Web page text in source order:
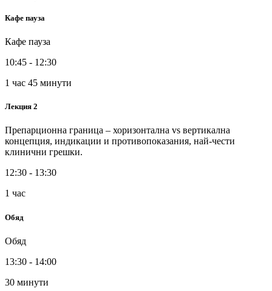
Кафе пауза
Кафе пауза
10:45 - 12:30
1 час 45 минути
Лекция 2
Препарционна граница – хоризонтална vs вертикална
концепция, индикации и противопоказания, най-чести
клинични грешки.
12:30 - 13:30
1 час
Обяд
Обяд
13:30 - 14:00
30 минути